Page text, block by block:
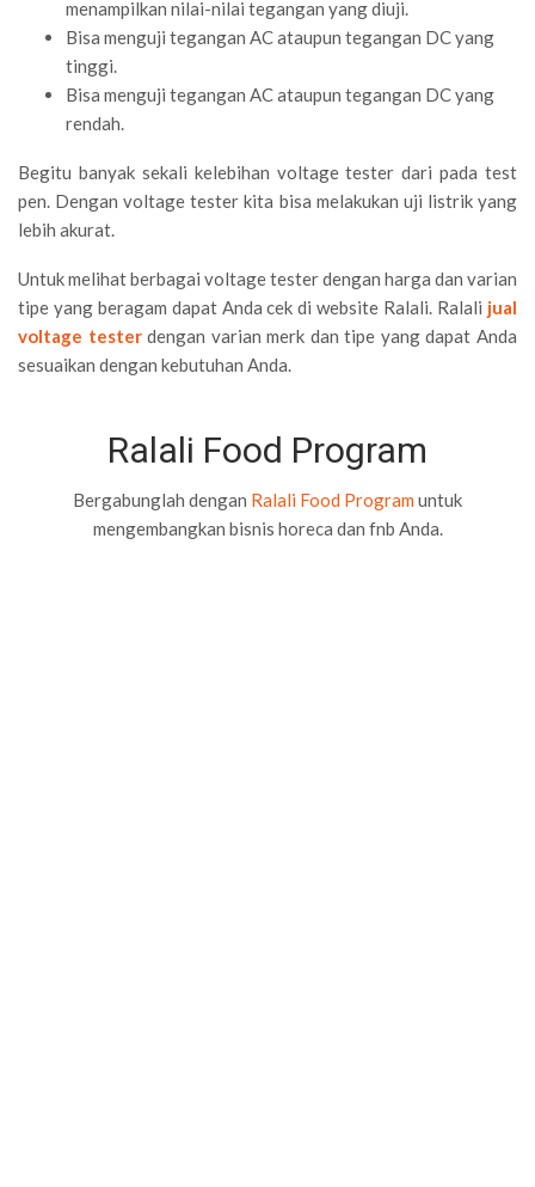
menampilkan nilai-nilai tegangan yang diuji.
Bisa menguji tegangan AC ataupun tegangan DC yang
tinggi.
Bisa menguji tegangan AC ataupun tegangan DC yang
rendah.
Begitu banyak sekali kelebihan voltage tester dari pada test
pen. Dengan voltage tester kita bisa melakukan uji listrik yang
lebih akurat.
Untuk melihat berbagai voltage tester dengan harga dan varian
tipe yang beragam dapat Anda cek di website Ralali. Ralali jual
voltage testerdengan varian merk dan tipe yang dapat Anda
sesuaikan dengan kebutuhan Anda.
Ralali Food Program
Bergabunglah dengan Ralali Food Program untuk
mengembangkan bisnis horeca dan fnb Anda.